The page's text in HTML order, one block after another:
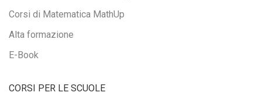
Corsi di Matematica MathUp
Alta formazione
E-Book
CORSI PER LE SCUOLE